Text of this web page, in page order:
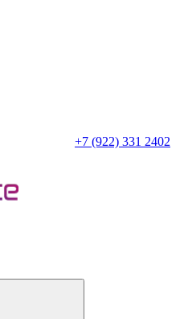
+7 (922) 331 2402